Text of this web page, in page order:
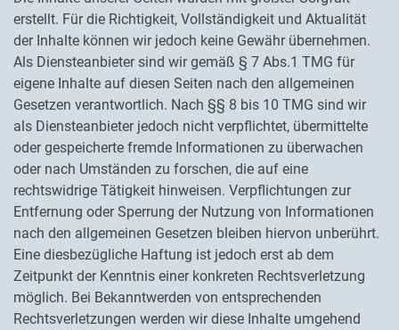
erstellt. Für die Richtigkeit, Vollständigkeit und Aktualität
der Inhalte können wir jedoch keine Gewähr übernehmen.
Als Diensteanbieter sind wir gemäß § 7 Abs.1 TMG für
eigene Inhalte auf diesen Seiten nach den allgemeinen
Gesetzen verantwortlich. Nach §§ 8 bis 10 TMG sind wir
als Diensteanbieter jedoch nicht verpflichtet, übermittelte
oder gespeicherte fremde Informationen zu überwachen
oder nach Umständen zu forschen, die auf eine
rechtswidrige Tätigkeit hinweisen. Verpflichtungen zur
Entfernung oder Sperrung der Nutzung von Informationen
nach den allgemeinen Gesetzen bleiben hiervon unberührt.
Eine diesbezügliche Haftung ist jedoch erst ab dem
Zeitpunkt der Kenntnis einer konkreten Rechtsverletzung
möglich. Bei Bekanntwerden von entsprechenden
Rechtsverletzungen werden wir diese Inhalte umgehend